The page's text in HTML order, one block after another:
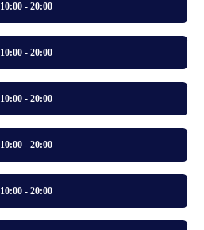
10:00 - 20:00
10:00 - 20:00
10:00 - 20:00
10:00 - 20:00
10:00 - 20:00